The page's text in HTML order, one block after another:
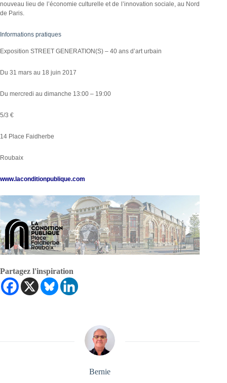
nouveau lieu de l’économie culturelle et de l’innovation sociale, au Nord
de Paris.
Informations pratiques
Exposition STREET GENERATION(S) – 40 ans d’art urbain
Du 31 mars au 18 juin 2017
Du mercredi au dimanche 13:00 – 19:00
5/3 €
14 Place Faidherbe
Roubaix
www.laconditionpublique.com
Partagez l'inspiration
Bernie